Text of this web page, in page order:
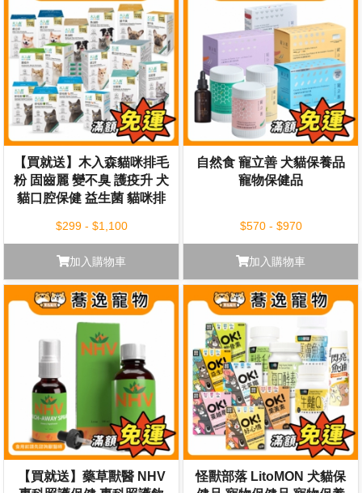
【買就送】木入森貓咪排毛
粉 固齒麗 變不臭 護疫升 犬
貓口腔保健 益生菌 貓咪排
$299 - $1,100
加入購物車
自然食 寵立善 犬貓保養品
寵物保健品
$570 - $970
加入購物車
【買就送】藥草獸醫 NHV
怪獸部落 LitoMON 犬貓保